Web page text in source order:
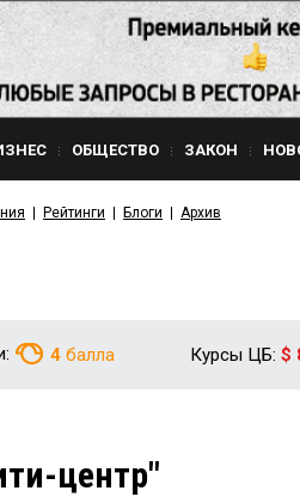
ОБЩЕСТВО ЗАКОН
Рейтинги Блоги Архив
4 балла Курсы ЦБ: $
центр"